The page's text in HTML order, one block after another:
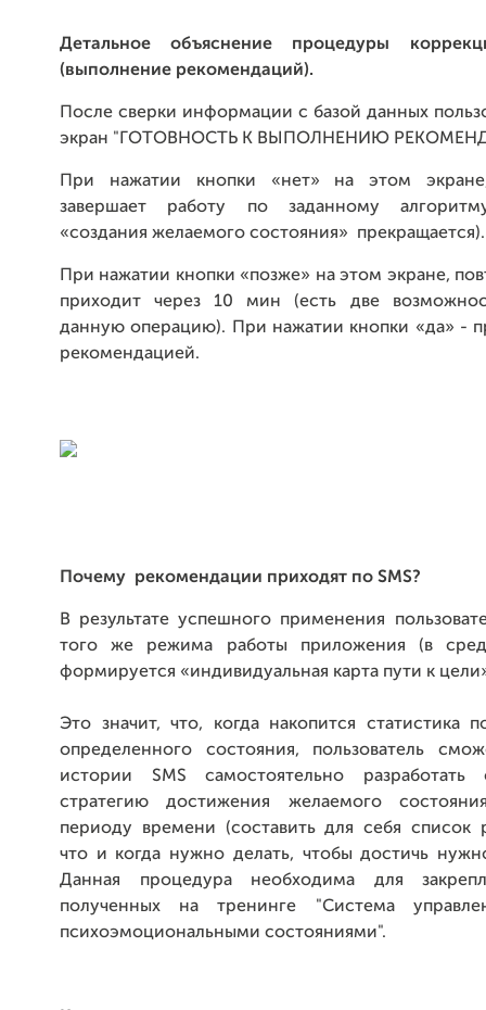
Детальное объяснение процедуры
(выполнение рекомендаций).
После сверки информации с базой данных
экран "ГОТОВНОСТЬ К ВЫПОЛНЕНИЮ
При нажатии кнопки «нет» на этом
завершает работу по заданному
«создания желаемого состояния»
При нажатии кнопки «позже» на этом экране,
приходит через 10 мин (есть две
данную операцию). При нажатии кнопки «да» -
рекомендацией.
Почему рекомендации приходят по SMS?
В результате успешного применения
того же режима работы приложения (в
формируется «индивидуальная карта пути к
Это значит, что, когда накопится статистика
определенного состояния, пользователь
истории SMS самостоятельно
стратегию достижения желаемого
периоду времени (составить для себя список
что и когда нужно делать, чтобы достичь
Данная процедура необходима для
полученных на тренинге "Система
психоэмоциональными состояниями".